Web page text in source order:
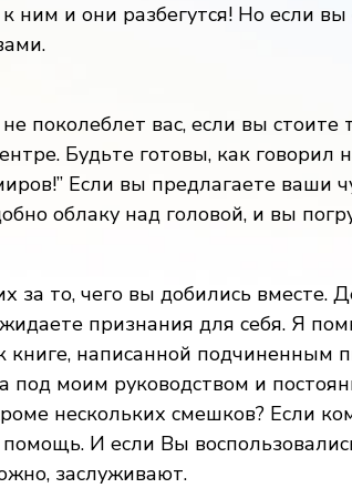
ним и они разбегутся! Но если
поколеблет вас, если вы стоите
Будьте готовы, как говорил
Если вы предлагаете ваши
облаку над головой, и вы
за то, чего вы добились вместе.
признания для себя. Я
книге, написанной подчиненным
под моим руководством и
нескольких смешков? Если
И если Вы
заслуживают.